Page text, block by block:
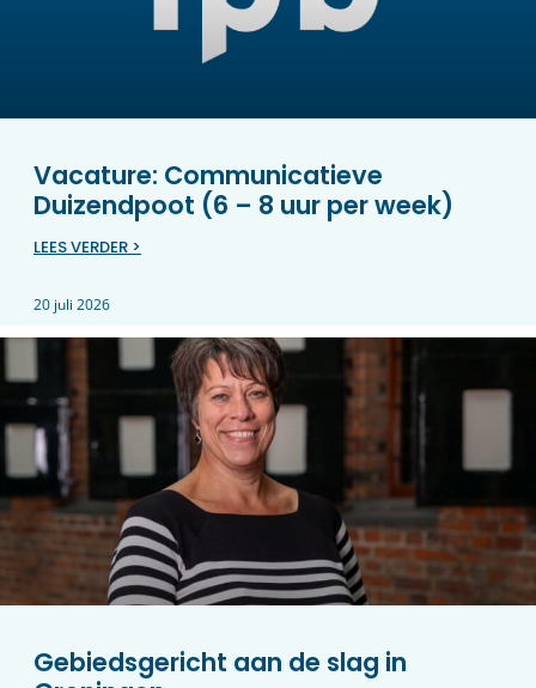
Vacature: Communicatieve
Duizendpoot (6 – 8 uur per week)
LEES VERDER >
20 juli 2026
Gebiedsgericht aan de slag in